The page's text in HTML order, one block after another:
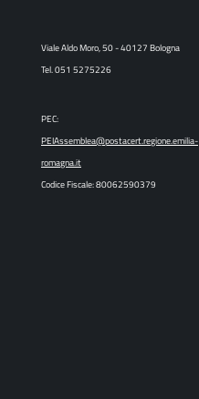
Viale Aldo Moro, 50 - 40127 Bologna
Tel. 051 5275226
PEC:
PEIAssemblea@postacert.regione.emilia-
romagna.it
Codice Fiscale: 80062590379